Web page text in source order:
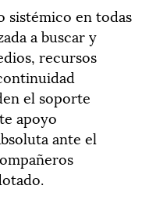
sistémico en todas
a buscar y
recursos
el soporte
apoyo
ante el